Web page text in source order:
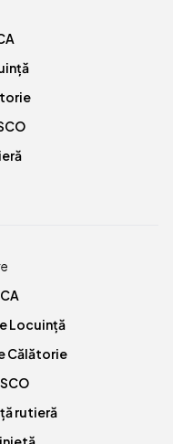
Locuință
Călătorie
rutieră